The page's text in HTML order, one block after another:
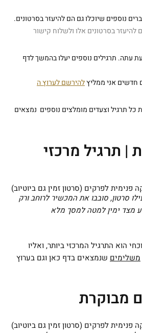
נוספים שיוכלו גם הם להיעזר בסרטונים.
בסרטונים אלו ולשלוח קישור
עתה. תרגילים נוספים יעלו בהמשך לדף
חדשים אני ממליץלהירשם לערוץ ה
תרגיל וצעדים מומלצים נוספים נמצאים
| תרגיל מרכזי
פנימית לפרקים (סרטון זמין גם ביוטיוב)
סרטון, סובבו את המכשיר לרוחב ורק
מצד ימין למטה למסך מלא
הוא התרגיל המרכזי ביותר, ואליו
משלימים שנמצאים בדף כאן וגם בערוץ
מבוקרת
פנימית לפרקים (סרטון זמין גם ביוטיוב)